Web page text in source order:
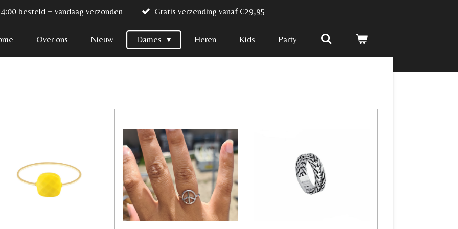
besteld = vandaag verzonden Gratis verzending vanaf €29,95
Over ons Nieuw Dames Heren Kids Party